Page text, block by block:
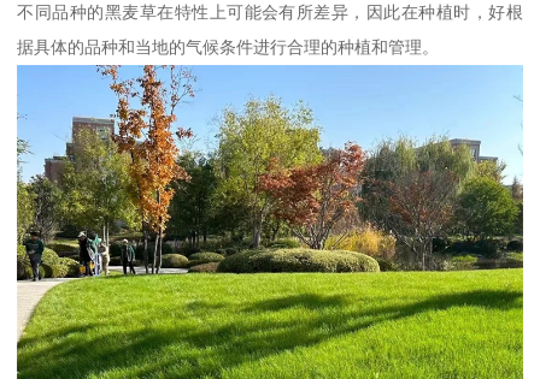
不同品种的黑麦草在特性上可能会有所差异，因此在种植时，好根
据具体的品种和当地的气候条件进行合理的种植和管理。